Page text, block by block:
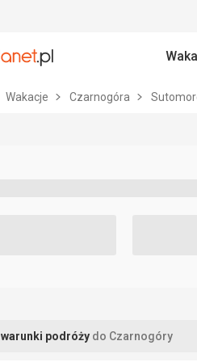
Wakacje Czarnogóra
warunki podróży do Czarnogóry